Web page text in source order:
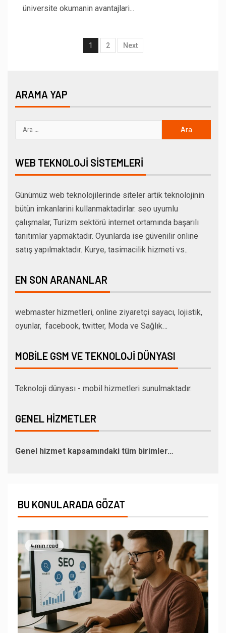
üniversite okumanin avantajlari...
1 2 Next
ARAMA YAP
WEB TEKNOLOJI SISTEMLERI
Günümüz web teknolojilerinde siteler artik teknolojinin
bütün imkanlarini kullanmaktadirlar. seo uyumlu
çalışmalar, Turizm sektörü internet ortamında başarılı
tanıtımlar yapmaktadır. Oyunlarda ise güvenilir online
satış yapılmaktadır. Kurye, tasimacilik hizmeti vs..
EN SON ARANANLAR
webmaster hizmetleri, online ziyaretçi sayacı, lojistik,
oyunlar, facebook, twitter, Moda ve Sağlık…
MOBILE GSM VE TEKNOLOJI DÜNYASI
Teknoloji dünyası - mobil hizmetleri sunulmaktadır.
GENEL HIZMETLER
Genel hizmet kapsamındaki tüm birimler…
BU KONULARADA GÖZAT
4 min read